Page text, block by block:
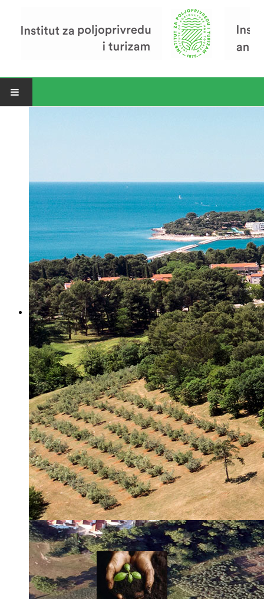
Zavod za poljoprivredu i prehranu
Zavod za ekonomiku i razvoj poljoprivrede
Zavod za turizam
Pokusno poljoprivredno imanje
Zaposlenici
Euraxess
Misija i vizija
Upravno Vijeće
Rad Upravnog vijeća
Znanstveno Vijeće
Rad Znanstvenog vijeća
Etičko povjerenstvo
Etički kodeks
Financiranje
Proračun
Potpore
PROGRAMSKO FINANCIRANJE
Izvještavanje po uredbi
Projekti Instituta
Dialogue4Tourism
REVIVE
WASTEREDUCE
MITOMED+
WINTERMED
CASTWATER
INHERIT
CONSUMLESS PLUS
IstraOILFest
ARHIVA PROJEKATA
IstraECOinclusive
Izdavačka djelatnost
Izbor u znanstvena zvanja